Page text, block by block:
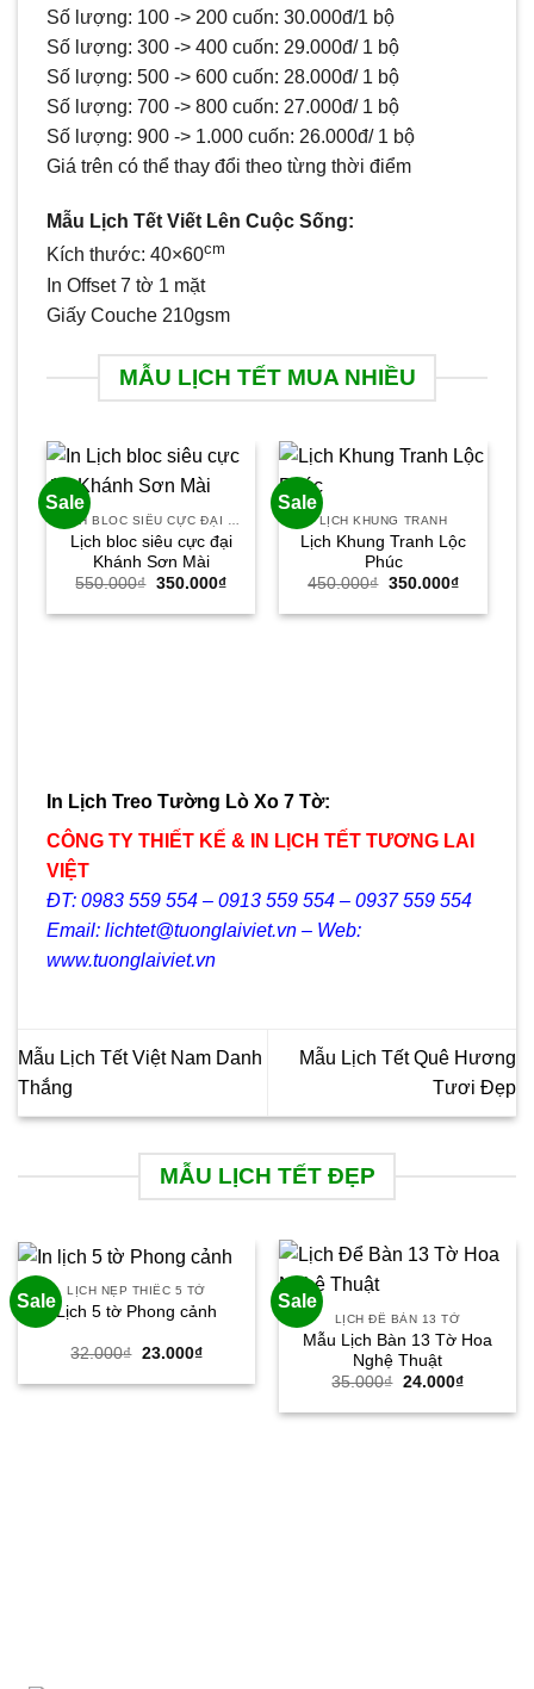
Số lượng: 100 -> 200 cuốn: 30.000đ/1 bộ
Số lượng: 300 -> 400 cuốn: 29.000đ/ 1 bộ
Số lượng: 500 -> 600 cuốn: 28.000đ/ 1 bộ
Số lượng: 700 -> 800 cuốn: 27.000đ/ 1 bộ
Số lượng: 900 -> 1.000 cuốn: 26.000đ/ 1 bộ
Giá trên có thể thay đổi theo từng thời điểm
Mẫu Lịch Tết Viết Lên Cuộc Sống:
Kích thước: 40×60cm
In Offset 7 tờ 1 mặt
Giấy Couche 210gsm
MẪU LỊCH TẾT MUA NHIỀU
Sale
Lịch bloc siêu cực đại
Khánh Sơn Mài
550.000₫ Giá
là:
350.000₫Giá
tại
Sale
LỊCH KHUNG TRANH
Lịch Khung Tranh Lộc
Phúc
450.000₫ Giá
là:
350.000₫Giá
tại
In Lịch Treo Tường Lò Xo 7 Tờ:
CÔNG TY THIẾT KẾ & IN LỊCH TẾT TƯƠNG LAI
VIỆT
ĐT: 0983 559 554 – 0913 559 554 – 0937 559 554
Email: lichtet@tuonglaiviet.vn – Web:
www.tuonglaiviet.vn
Mẫu Lịch Tết Việt Nam Danh
Thắng
Mẫu Lịch Tết Quê Hương
Tươi Đẹp
MẪU LỊCH TẾT ĐẸP
Sale
LỊCH NẸP THIẾC 5 TỜ
Lịch 5 tờ Phong cảnh
32.000₫ Giá
là:
23.000₫Giá
tại
Sale
LỊCH ĐỂ BÀN 13 TỜ
Mẫu Lịch Bàn 13 Tờ Hoa
Nghệ Thuật
35.000₫ Giá
là:
24.000₫Giá
tại